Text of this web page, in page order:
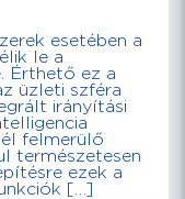
esetében a
le a
Érthető ez a
üzleti szféra
irányítási
felmerülő
természetesen
ezek a
[…]